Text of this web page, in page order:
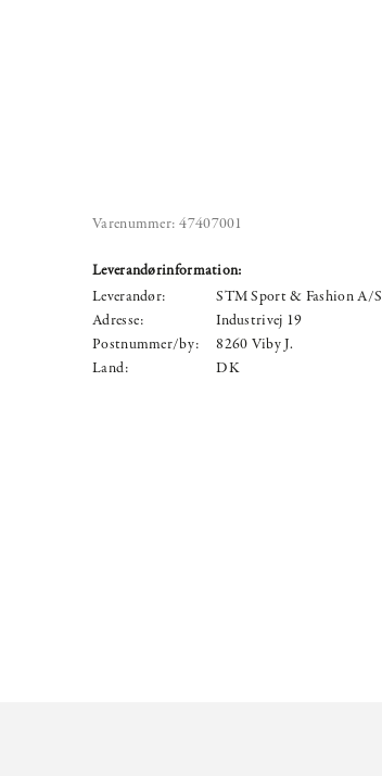
Varenummer: 47407001
Leverandørinformation:
Leverandør:
STM Sport & Fashion A/S
Adresse:
Industrivej 19
Postnummer/by:
8260 Viby J.
Land:
DK